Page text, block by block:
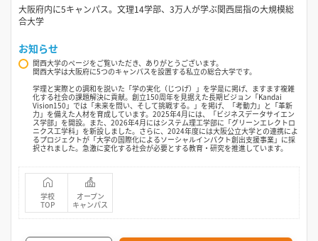
大阪府内に5キャンパス。文理14学部、3万人が学ぶ関西屈指の大規模総
合大学
お知らせ
関西大学のページをご覧いただき、ありがとうございます。
関西大学は大阪府に5つのキャンパスを設置する私立の総合大学です。
学理と実際との調和を説いた「学の実化（じつげ）」を学是に掲げ、ますます複雑
化する社会の課題解決に貢献。創立150周年を見据えた長期ビジョン「Kandai
Vision150」では「未来を問い、そして挑戦する。」を掲げ、「考動力」と「革新
力」を備えた人材を育成しています。2025年4月には、「ビジネスデータサイエン
ス学部」を開設。また、2026年4月にはシステム理工学部に「グリーンエレクトロ
ニクス工学科」を新設しました。さらに、2024年度には大阪公立大学との連携によ
るプロジェクトが「大学の国際化によるソーシャルインパクト創出支援事業」に採
択されました。急激に変化する社会が必要とする教育・研究を推進しています。
学校
TOP
オープン
キャンパス